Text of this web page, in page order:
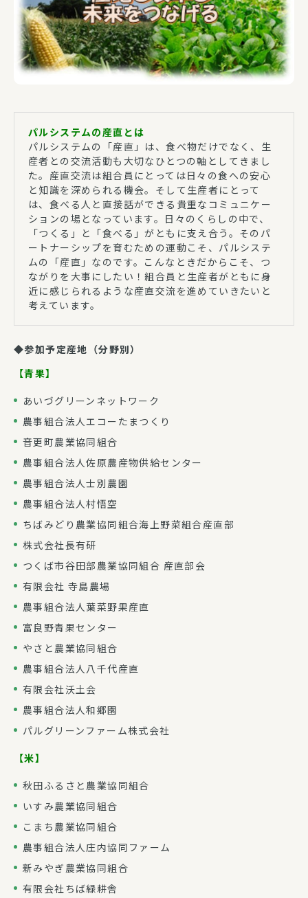
パルシステムの産直とは
パルシステムの「産直」は、食べ物だけでなく、生
産者との交流活動も大切なひとつの軸としてきまし
た。産直交流は組合員にとっては日々の食への安心
と知識を深められる機会。そして生産者にとって
は、食べる人と直接話ができる貴重なコミュニケー
ションの場となっています。日々のくらしの中で、
「つくる」と「食べる」がともに支え合う。そのパ
ートナーシップを育むための運動こそ、パルシステ
ムの「産直」なのです。こんなときだからこそ、つ
ながりを大事にしたい！組合員と生産者がともに身
近に感じられるような産直交流を進めていきたいと
考えています。
◆参加予定産地（分野別）
【青果】
あいづグリーンネットワーク
農事組合法人エコーたまつくり
音更町農業協同組合
農事組合法人佐原農産物供給センター
農事組合法人士別農園
農事組合法人村悟空
ちばみどり農業協同組合海上野菜組合産直部
株式会社長有研
つくば市谷田部農業協同組合 産直部会
有限会社 寺島農場
農事組合法人葉菜野果産直
富良野青果センター
やさと農業協同組合
農事組合法人八千代産直
有限会社沃土会
農事組合法人和郷園
パルグリーンファーム株式会社
【米】
秋田ふるさと農業協同組合
いすみ農業協同組合
こまち農業協同組合
農事組合法人庄内協同ファーム
新みやぎ農業協同組合
有限会社ちば緑耕舎